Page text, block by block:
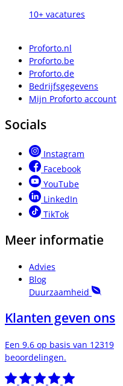
10+ vacatures
Proforto.nl
Proforto.be
Proforto.de
Bedrijfsgegevens
Mijn Proforto account
Socials
Instagram
Facebook
YouTube
LinkedIn
TikTok
Meer informatie
Advies
Blog
Duurzaamheid
Klanten geven ons
Een 9.6 op basis van 12319
beoordelingen.